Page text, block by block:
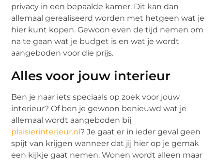
privacy in een bepaalde kamer. Dit kan dan
allemaal gerealiseerd worden met hetgeen wat je
hier kunt kopen. Gewoon even de tijd nemen om
na te gaan wat je budget is en wat je wordt
aangeboden voor die prijs.
Alles voor jouw interieur
Ben je naar iets speciaals op zoek voor jouw
interieur? Of ben je gewoon benieuwd wat je
allemaal wordt aangeboden bij
plaisierinterieur.nl? Je gaat er in ieder geval geen
spijt van krijgen wanneer dat jij hier op je gemak
een kijkje gaat nemen. Wonen wordt alleen maar